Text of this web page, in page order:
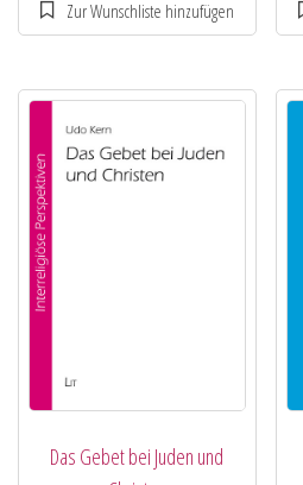
Das Gebet bei Juden und